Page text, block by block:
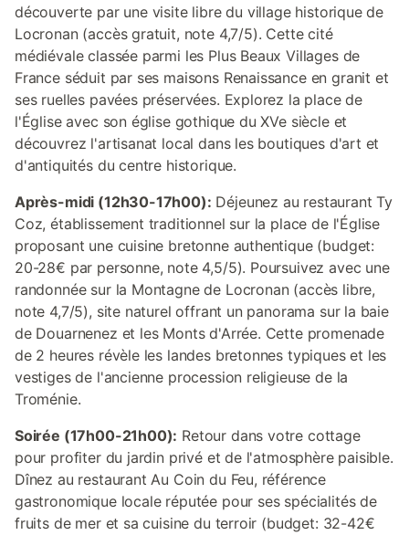
découverte par une visite libre du village historique de
Locronan (accès gratuit, note 4,7/5). Cette cité
médiévale classée parmi les Plus Beaux Villages de
France séduit par ses maisons Renaissance en granit et
ses ruelles pavées préservées. Explorez la place de
l'Église avec son église gothique du XVe siècle et
découvrez l'artisanat local dans les boutiques d'art et
d'antiquités du centre historique.
Après-midi (12h30-17h00): Déjeunez au restaurant Ty
Coz, établissement traditionnel sur la place de l'Église
proposant une cuisine bretonne authentique (budget:
20-28€ par personne, note 4,5/5). Poursuivez avec une
randonnée sur la Montagne de Locronan (accès libre,
note 4,7/5), site naturel offrant un panorama sur la baie
de Douarnenez et les Monts d'Arrée. Cette promenade
de 2 heures révèle les landes bretonnes typiques et les
vestiges de l'ancienne procession religieuse de la
Troménie.
Soirée (17h00-21h00): Retour dans votre cottage
pour profiter du jardin privé et de l'atmosphère paisible.
Dînez au restaurant Au Coin du Feu, référence
gastronomique locale réputée pour ses spécialités de
fruits de mer et sa cuisine du terroir (budget: 32-42€